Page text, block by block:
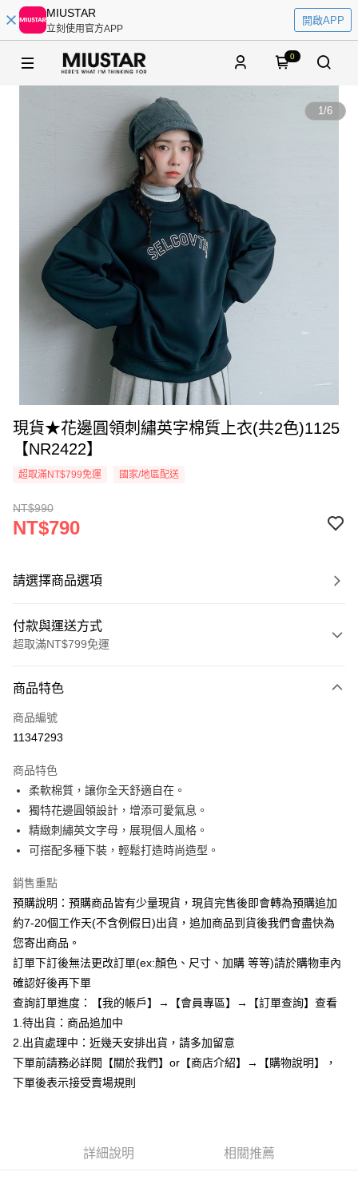
MIUSTAR
立刻使用官方APP
開啟APP
0
1/6
現貨★花邊圓領刺繡英字棉質上衣(共2色)1125
【NR2422】
超取滿NT$799免運 國家/地區配送
NT$990
NT$790
請選擇商品選項
付款與運送方式
超取滿NT$799免運
信用卡一次付款
超商取貨付款
Apple Pay
街口支付
悠遊付
Google Pay
全支付
【關於「AFTEE先享後付」】
AFTEE先享後付是「在收到商品之後才付款」的支付方式。 讓您購物簡單
便利好安心！
１．簡單：不需註冊會員、不需綁卡、不需儲值。
２．便利：只要手機號碼，簡訊認證，即可結帳。
３．安心：先確認商品／服務後，再付款。
１．於結帳方式選擇「AFTEE先享後付」後，將跳轉至「AFTEE先享後付」
ATM／網路銀行／等多元方式進行付款，方視為交易完成。
※ 請注意：結帳手續完成當下不需立刻繳費，但若您需要取消訂單，請聯絡
ATM付款
運送方式
全家付款取貨
每筆NT$85，滿NT$799(含以上)免運費
商品特色
商品編號
11347293
商品特色
柔軟棉質，讓你全天舒適自在。
獨特花邊圓領設計，增添可愛氣息。
精緻刺繡英文字母，展現個人風格。
可搭配多種下裝，輕鬆打造時尚造型。
銷售重點
預購說明：預購商品皆有少量現貨，現貨完售後即會轉為預購追加
約7-20個工作天(不含例假日)出貨，追加商品到貨後我們會盡快為
您寄出商品。
訂單下訂後無法更改訂單(ex:顏色、尺寸、加購 等等)請於購物車內
確認好後再下單
查詢訂單進度：【我的帳戶】→【會員專區】→【訂單查詢】查看
1.待出貨：商品追加中
2.出貨處理中：近幾天安排出貨，請多加留意
下單前請務必詳閱【關於我們】or【商店介紹】→【購物說明】，
下單後表示接受賣場規則
詳細說明 相關推薦